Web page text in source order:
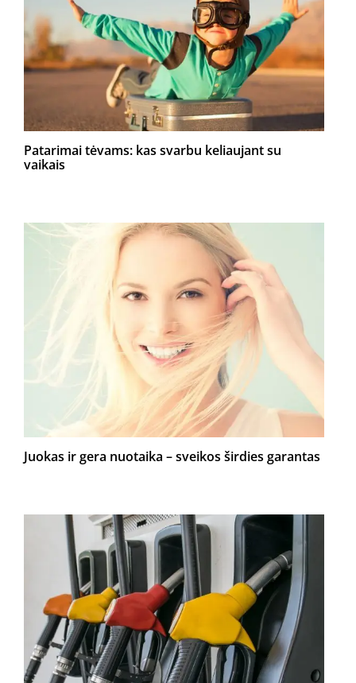
Patarimai tėvams: kas svarbu keliaujant su
vaikais
Juokas ir gera nuotaika – sveikos širdies garantas